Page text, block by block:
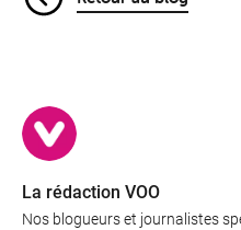
La rédaction VOO
Nos blogueurs et journalistes